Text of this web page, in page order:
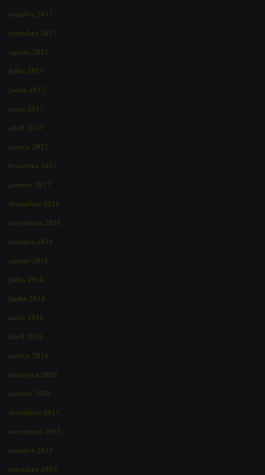
outubro 2017
setembro 2017
agosto 2017
julho 2017
junho 2017
maio 2017
abril 2017
março 2017
fevereiro 2017
janeiro 2017
dezembro 2016
novembro 2016
outubro 2016
agosto 2016
julho 2016
junho 2016
maio 2016
abril 2016
março 2016
fevereiro 2016
janeiro 2016
dezembro 2015
novembro 2015
outubro 2015
setembro 2015